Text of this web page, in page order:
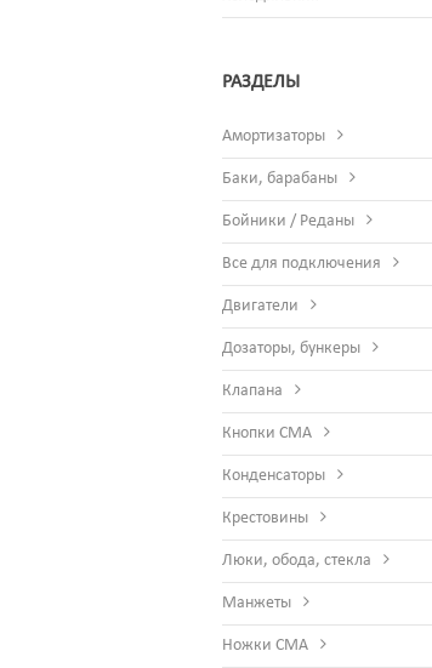
РАЗДЕЛЫ
Амортизаторы
Баки, барабаны
Бойники / Реданы
Все для подключения
Двигатели
Дозаторы, бункеры
Клапана
Кнопки СМА
Конденсаторы
Крестовины
Люки, обода, стекла
Манжеты
Ножки СМА